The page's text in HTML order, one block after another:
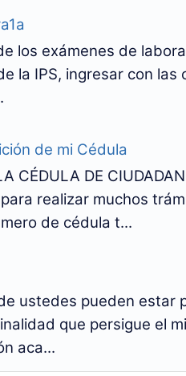
los exámenes de
la IPS, ingresar con las
de mi Cédula
CÉDULA DE
realizar muchos
de cédula t...
ustedes pueden estar
que persigue el
aca...